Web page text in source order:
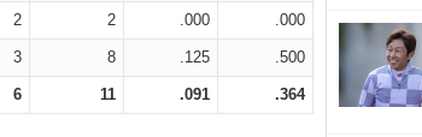
2 2 .000 .000
3 8 .125 .500
6 11 .091 .364